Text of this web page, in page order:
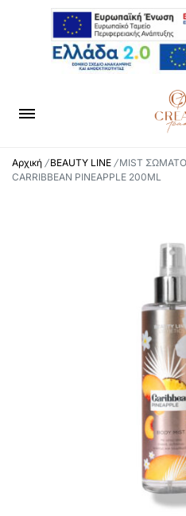
Αρχική /BEAUTY LINE /MIST
CARRIBBEAN PINEAPPLE 200ML